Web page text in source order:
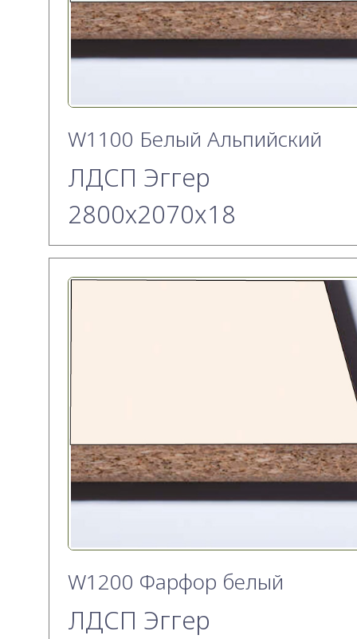
W1100 Белый Альпийский
ЛДСП Эггер
2800х2070x18
W1200 Фарфор белый
ЛДСП Эггер